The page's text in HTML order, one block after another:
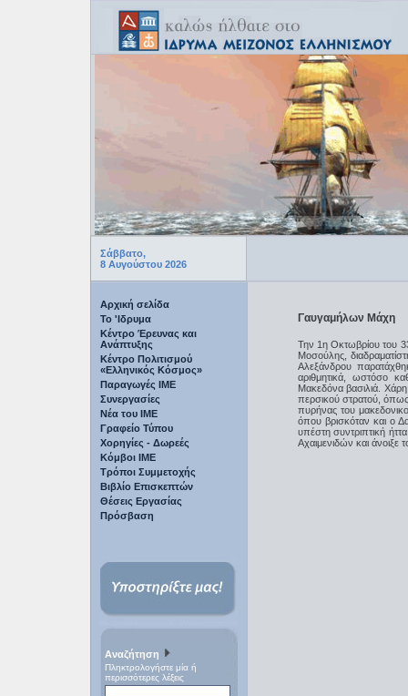
Σάββατο,
8 Αυγούστου 2026
Αρχική σελίδα
Το 'Ιδρυμα
Κέντρο Έρευνας και
Ανάπτυξης
Κέντρο Πολιτισμού
«Ελληνικός Κόσμος»
Παραγωγές IME
Συνεργασίες
Νέα του ΙΜΕ
Γραφείο Τύπου
Χορηγίες - Δωρεές
Κόμβοι ΙΜΕ
Τρόποι Συμμετοχής
Βιβλίο Επισκεπτών
Θέσεις Εργασίας
Πρόσβαση
Αναζήτηση
Πληκτρολογήστε μία ή
περισσότερες λέξεις
Γαυγαμήλων Μάχη
Την 1η Οκτωβρίου του
Μοσούλης,
Αλεξάνδρου
αριθμητικά, ωστόσο
Μακεδόνα βασιλιά. Χάρη
περσικού στρατού,
πυρήνας του
όπου βρισκόταν και ο
υπέστη συντριπτική
Αχαιμενιδών και